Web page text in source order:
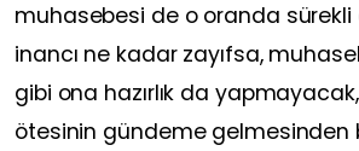
muhasebesi de o oranda sürekli
inancı ne kadar zayıfsa,
gibi ona hazırlık da
ötesinin gündeme gelmesinden